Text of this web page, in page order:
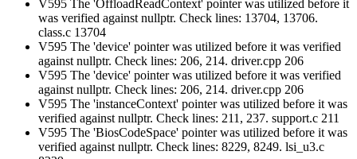
V595 The 'OffloadReadContext' pointer was utilized before it
was verified against nullptr. Check lines: 13704, 13706.
class.c 13704
V595 The 'device' pointer was utilized before it was verified
against nullptr. Check lines: 206, 214. driver.cpp 206
V595 The 'device' pointer was utilized before it was verified
against nullptr. Check lines: 206, 214. driver.cpp 206
V595 The 'instanceContext' pointer was utilized before it was
verified against nullptr. Check lines: 211, 237. support.c 211
V595 The 'BiosCodeSpace' pointer was utilized before it was
verified against nullptr. Check lines: 8229, 8249. lsi_u3.c